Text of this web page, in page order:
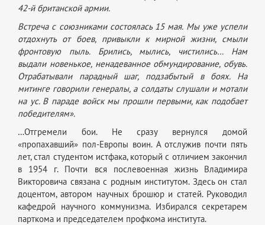
42-й британской армии.
Встреча с союзниками состоялась 15 мая. Мы уже успели
отдохнуть от боев, привыкли к мирной жизни, смыли
фронтовую пыль. Брились, мылись, чистились… Нам
выдали новенькое, ненадеванное обмундирование, обувь.
Отрабатывали парадный шаг, подзабытый в боях. На
митинге говорили генералы, а солдаты слушали и мотали
на ус. В параде войск мы прошли первыми, как подобает
победителям».
…Отгремели бои. Не сразу вернулся домой
«пропахавший» пол-Европы воин. А отслужив почти пять
лет, стал студентом истфака, который с отличием закончил
в 1954 г. Почти вся послевоенная жизнь Владимира
Викторовича связана с родным институтом. Здесь он стал
доцентом, автором научных брошюр и статей. Руководил
кафедрой научного коммунизма. Избирался секретарем
парткома и председателем профкома института.